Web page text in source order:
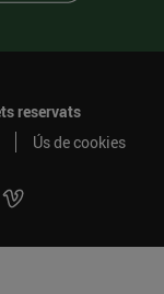
reservats
Ús de cookies